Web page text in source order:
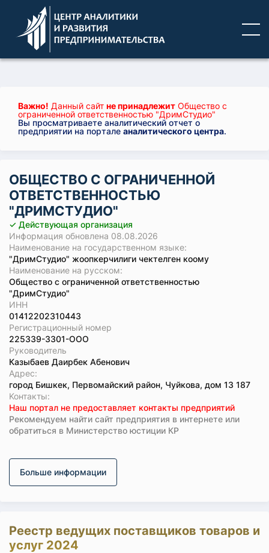
Важно! Данный сайт не принадлежит Общество с
ограниченной ответственностью "ДримСтудио"
Вы просматриваете аналитический отчет о
предприятии на портале аналитического центра.
ОБЩЕСТВО С ОГРАНИЧЕННОЙ
ОТВЕТСТВЕННОСТЬЮ
"ДРИМСТУДИО"
✓ Действующая организация
Информация обновлена 08.08.2026
Наименование на государственном языке:
"ДримСтудио" жоопкерчилиги чектелген коому
Наименование на русском:
Общество с ограниченной ответственностью
"ДримСтудио"
ИНН
01412202310443
Регистрационный номер
225339-3301-ООО
Руководитель
Казыбаев Даирбек Абенович
Адрес:
город Бишкек, Первомайский район, Чуйкова, дом 13 187
Koнтaкты:
Наш портал не предоставляет контакты предприятий
Рекомендуем найти сайт предприятия в интернете или
обратиться в Министерство юстиции КР
Больше информации
Реестр ведущих поставщиков товаров и
услуг 2024